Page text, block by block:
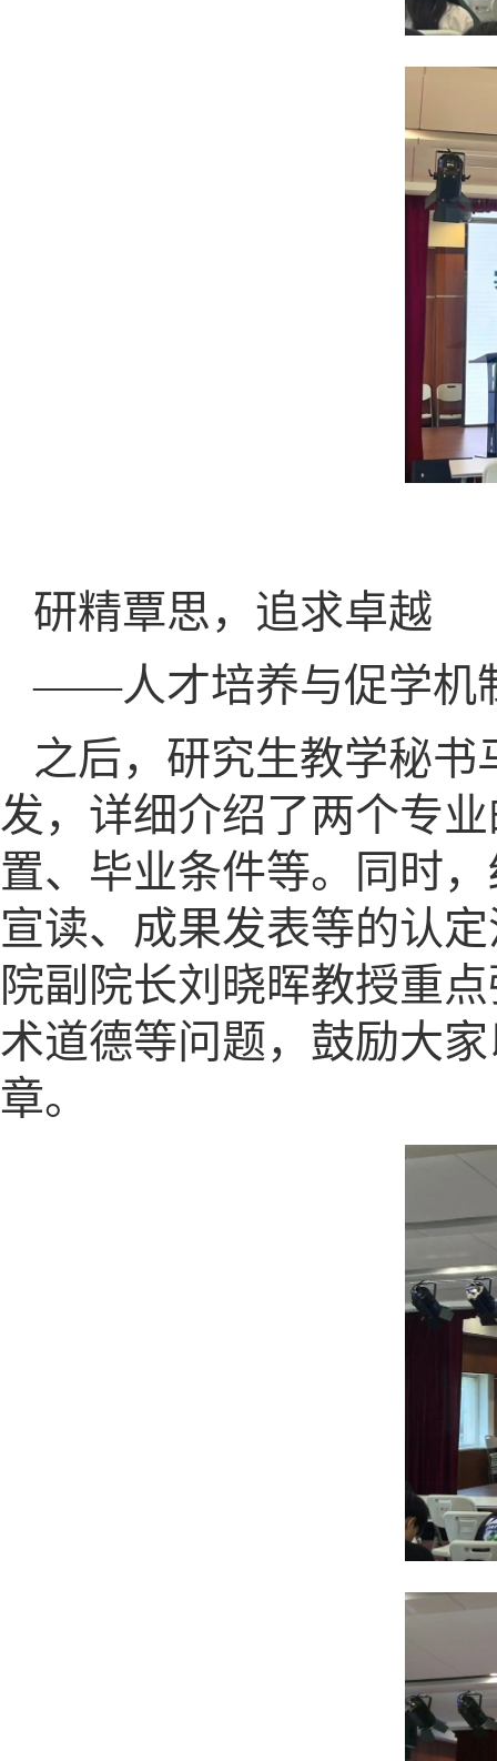
研精覃思，追求卓越
——人才培养与促学机
之后，研究生教学秘
发，详细介绍了两个专
置、毕业条件等。同时
宣读、成果发表等的认
院副院长刘晓晖教授重
术道德等问题，鼓励大
章。